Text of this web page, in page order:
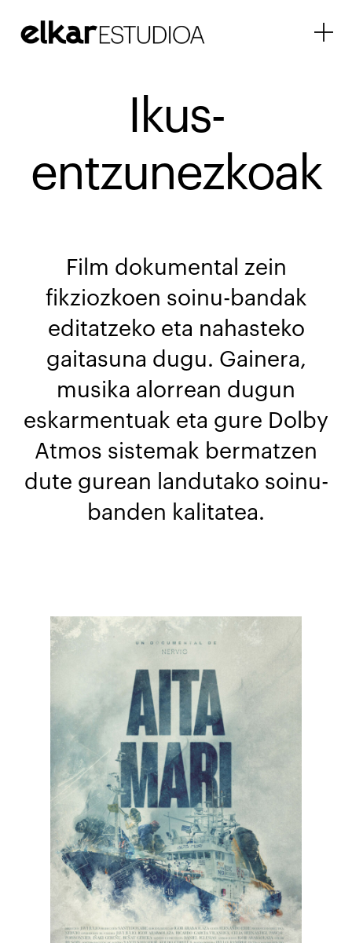
edukira
Ikus-
entzunezkoak
Film dokumental zein
fikziozkoen soinu-bandak
editatzeko eta nahasteko
gaitasuna dugu. Gainera,
musika alorrean dugun
eskarmentuak eta gure Dolby
Atmos sistemak bermatzen
dute gurean landutako soinu-
banden kalitatea.